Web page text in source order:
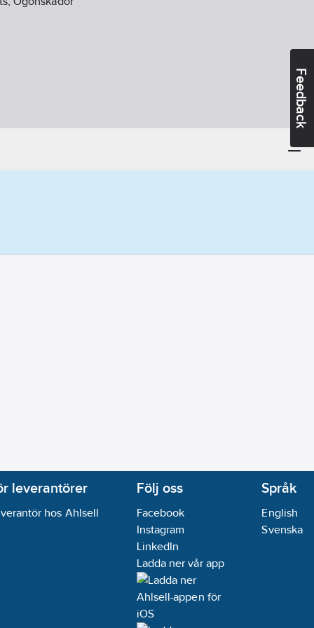
Feedback
leverantörer
hos Ahlsell
Följ oss
Facebook
Instagram
LinkedIn
Ladda ner vår app
Språk
English
Svenska